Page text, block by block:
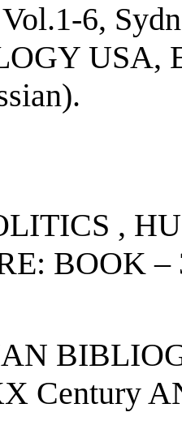
6,
USA,
,
BOOK –
Century